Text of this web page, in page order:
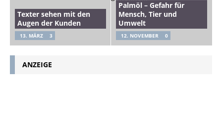
Texter sehen mit den
Augen der Kunden
13. MÄRZ 3
Palmöl – Gefahr für
Mensch, Tier und
Umwelt
12. NOVEMBER 0
ANZEIGE